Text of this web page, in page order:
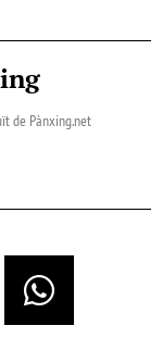
de Pànxing.net​